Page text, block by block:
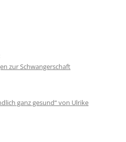
zur Schwangerschaft
ganz gesund“ von Ulrike